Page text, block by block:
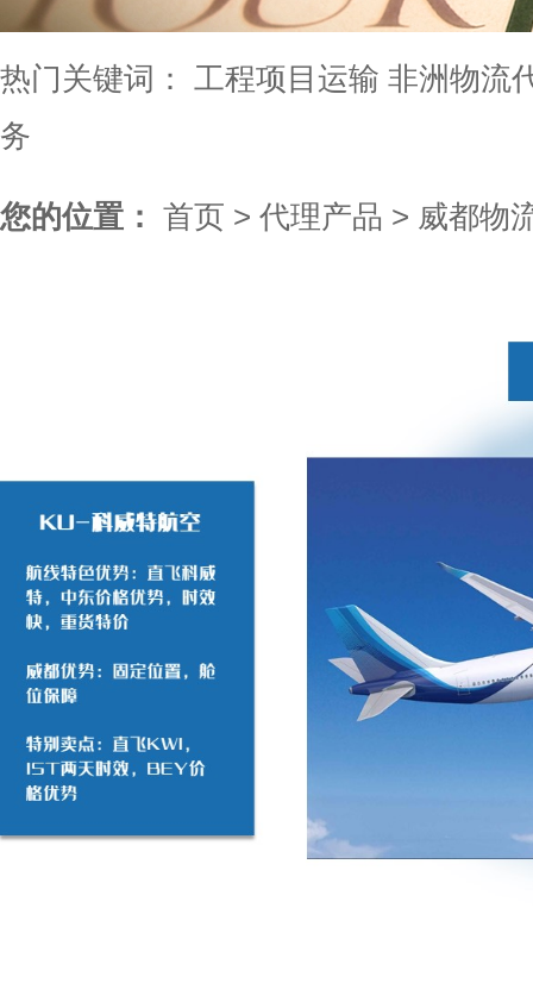
热门关键词： 工程项目运输 非洲物流
务
您的位置： 首页 > 代理产品 > 威都物